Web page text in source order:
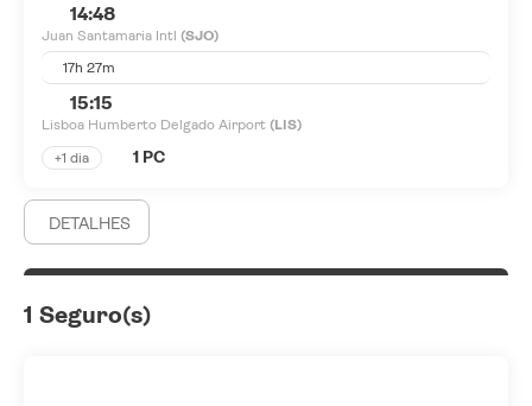
14:48
Juan Santamaria Intl (SJO)
17h 27m
15:15
Lisboa Humberto Delgado Airport (LIS)
+1 dia
1 PC
DETALHES
1 Seguro(s)